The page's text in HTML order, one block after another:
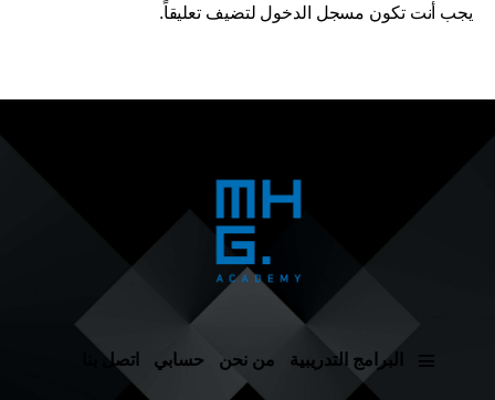
يجب أنت تكون مسجل الدخول لتضيف تعليقاً.
اتصل بنا حسابي من نحن البرامج التدريبية